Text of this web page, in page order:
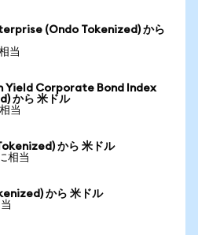
(Ondo Tokenized) から
当
Yield Corporate Bond Index
から 米ドル
当
から 米ドル
相当
から 米ドル